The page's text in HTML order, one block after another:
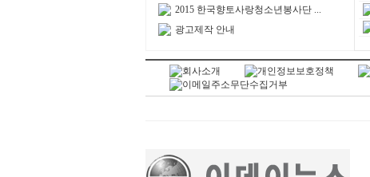
2015 한국향토사랑청소년봉사단 ...
광고제작 안내